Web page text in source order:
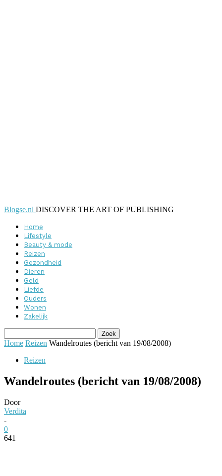
Blogse.nl DISCOVER THE ART OF PUBLISHING
Home
Lifestyle
Beauty & mode
Reizen
Gezondheid
Dieren
Geld
Liefde
Ouders
Wonen
Zakelijk
Home Reizen Wandelroutes (bericht van 19/08/2008)
Reizen
Wandelroutes (bericht van 19/08/2008)
Door
Verdita
-
0
641